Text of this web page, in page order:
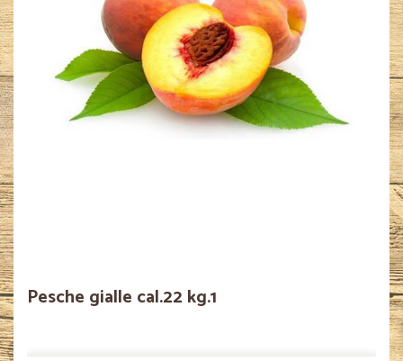
Pesche gialle cal.22 kg.1